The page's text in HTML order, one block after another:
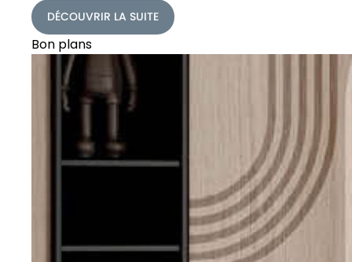
DÉCOUVRIR LA SUITE
Bon plans